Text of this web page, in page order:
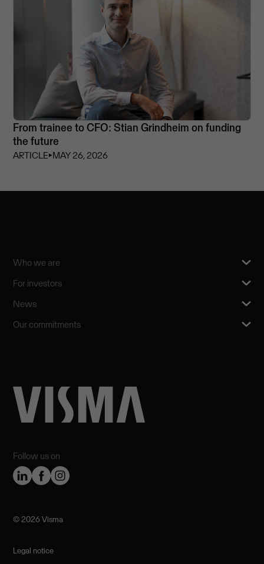
From trainee to CFO: Stian Grindheim on funding
the future
ARTICLE⏵MAY 26, 2026
Follow us on
Who we are
For investors
News
Our commitments
©️ 2026 Visma
Legal notice